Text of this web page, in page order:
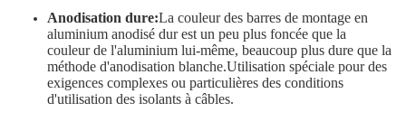
Anodisation dure:La couleur des barres de montage en
aluminium anodisé dur est un peu plus foncée que la
couleur de l'aluminium lui-même, beaucoup plus dure que la
méthode d'anodisation blanche.Utilisation spéciale pour des
exigences complexes ou particulières des conditions
d'utilisation des isolants à câbles.